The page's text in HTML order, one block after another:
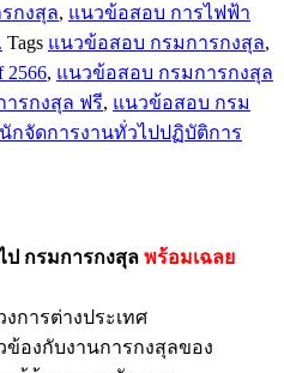
กงสุล, แนวข้อสอบ การไฟฟ้า
Tags แนวข้อสอบ กรมการกงสุล,
, แนวข้อสอบ กรมการกงสุล
รกงสุล ฟรี, แนวข้อสอบ กรม
กจัดการงานทั่วไปปฏิบัติการ
ป กรมการกงสุล พร้อมเฉลย
การต่างประเทศ
ข้องกับงานการกงสุลของ